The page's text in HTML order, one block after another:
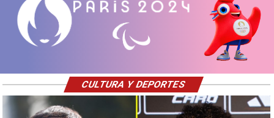
CULTURA Y DEPORTES